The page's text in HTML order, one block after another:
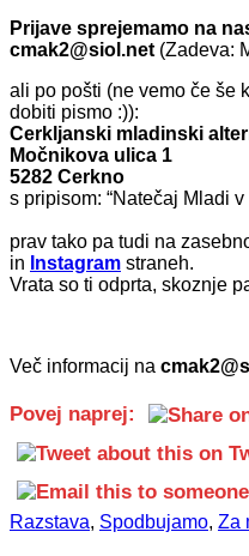
Prijave sprejemamo na
cmak2@siol.net(Zadeva:
ali po pošti (ne vemo če še
dobiti pismo :)):
Cerkljanski mladinski
Močnikova ulica 1
5282 Cerkno
s pripisom: “Natečaj Mladi v
prav tako pa tudi na
in Instagram straneh.
Vrata so ti odprta, skoznje
Več informacij na
Povej naprej:
Razstava, Spodbujamo, Za